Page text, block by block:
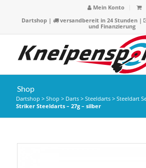
Mein Konto
Dartshop| versandbereit in 24 Stunden |
und Finanzierung
Shop
Dartshop > Shop > Darts> Steeldarts> Steeldart
Striker Steeldarts – 27g – silber